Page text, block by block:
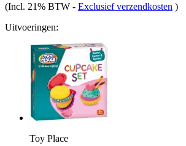
(Incl. 21% BTW - Exclusief verzendkosten )
Uitvoeringen:
Toy Place